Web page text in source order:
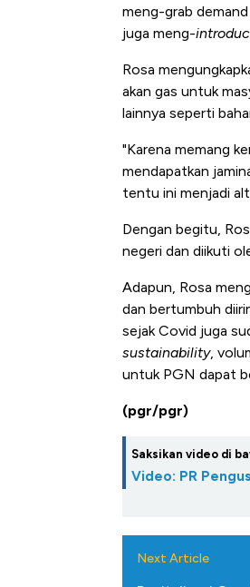
meng-grab
juga meng-
Rosa
akan gas untuk
lainnya seperti
"Karena memang
mendapatkan
tentu ini menjadi
Dengan begitu,
negeri dan diikuti
Adapun, Rosa
dan bertumbuh
sejak Covid juga
sustainability,
untuk PGN dapat
(pgr/pgr)
Saksikan video di
Video: PR
Next Article